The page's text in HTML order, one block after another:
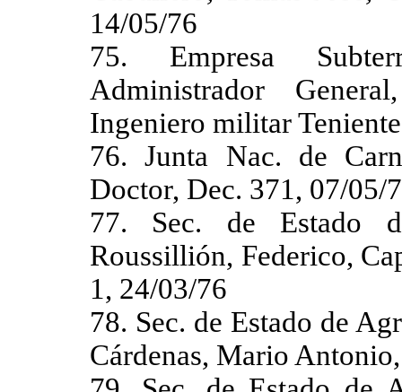
14/05/76
75. Empresa
Administrador
Ingeniero militar
76. Junta Nac. de
Doctor, Dec. 371, 07/05/
77. Sec. de Estado
Roussillión, Federico,
1, 24/03/76
78. Sec. de Estado de
Cárdenas, Mario